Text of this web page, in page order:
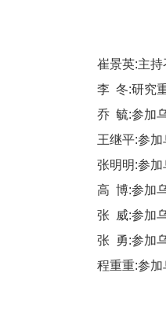
崔景英:主持召
李 冬:研究重
乔 毓:参加乌
王继平:参加乌
张明明:参加乌
高 博:参加乌
张 威:参加乌
张 勇:参加乌
程重重:参加乌